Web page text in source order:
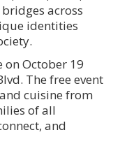
across
identities
on October 19
The free event
cuisine from
of all
and